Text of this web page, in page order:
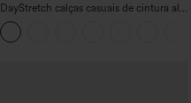
DayStretch calças casuais de cintura alta
com corte 'barrel-leg' e bolsos